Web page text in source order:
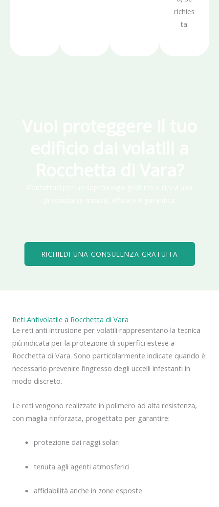
richies
ta.
RICHIEDI UNA CONSULENZA GRATUITA
Reti Antivolatile a Rocchetta di Vara
Le reti anti intrusione per volatili rappresentano la tecnica
più indicata per la protezione di superfici estese a
Rocchetta di Vara. Sono particolarmente indicate quando è
necessario prevenire l’ingresso degli uccelli infestanti in
modo discreto.
Le reti vengono realizzate in polimero ad alta resistenza,
con maglia rinforzata, progettato per garantire:
protezione dai raggi solari
tenuta agli agenti atmosferici
affidabilità anche in zone esposte